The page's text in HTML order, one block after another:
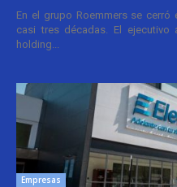
En el grupo Roemmers se
casi tres décadas. El ejecutivo
holding...
Empresas